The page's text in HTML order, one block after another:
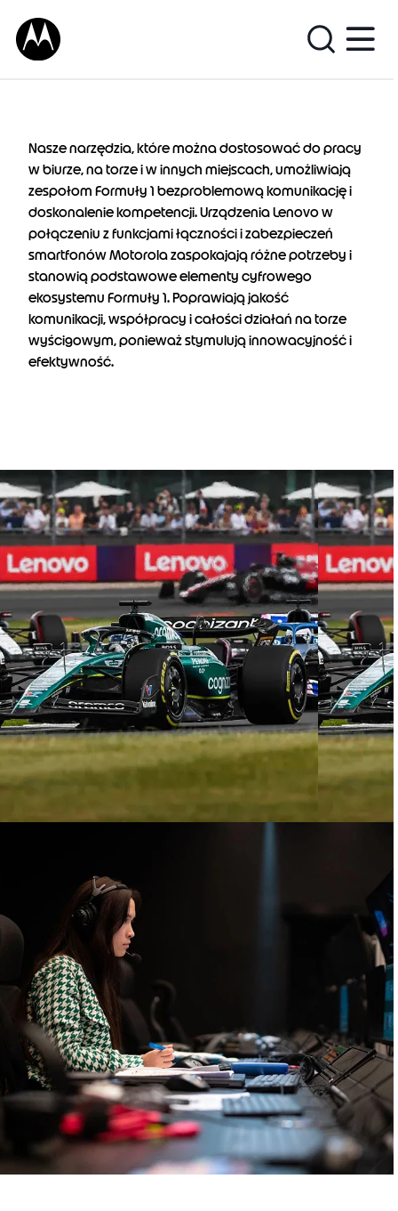
Nasze narzędzia, które można dostosować do pracy
w biurze, na torze i w innych miejscach, umożliwiają
zespołom Formuły 1 bezproblemową komunikację i
doskonalenie kompetencji. Urządzenia Lenovo w
połączeniu z funkcjami łączności i zabezpieczeń
smartfonów Motorola zaspokajają różne potrzeby i
stanowią podstawowe elementy cyfrowego
ekosystemu Formuły 1. Poprawiają jakość
komunikacji, współpracy i całości działań na torze
wyścigowym, ponieważ stymulują innowacyjność i
efektywność.